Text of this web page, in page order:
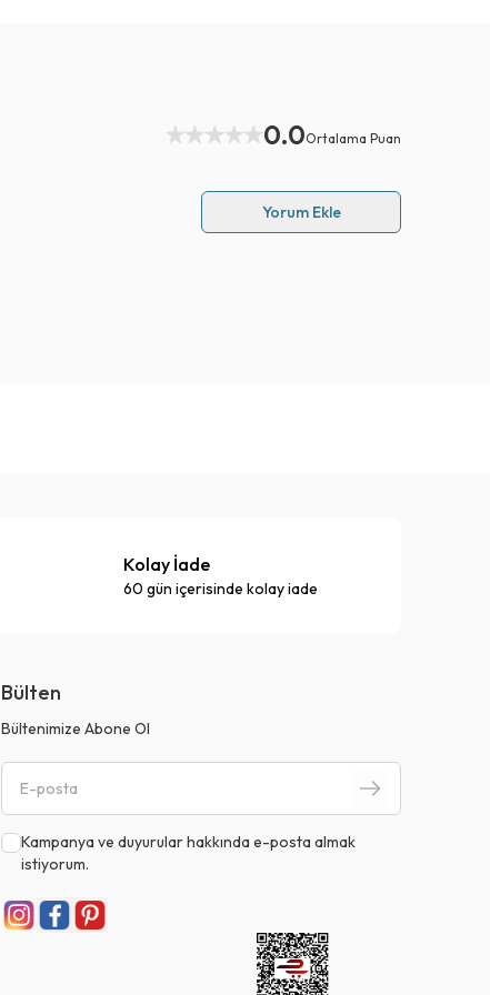
0.0Ortalama Puan
Yorum Ekle
Kolay İade
60 gün içerisinde kolay iade
Bülten
Bültenimize Abone Ol
Kampanya ve duyurular hakkında e-posta almak
istiyorum.